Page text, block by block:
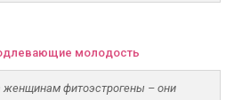
молодость
фитоэстрогены – они